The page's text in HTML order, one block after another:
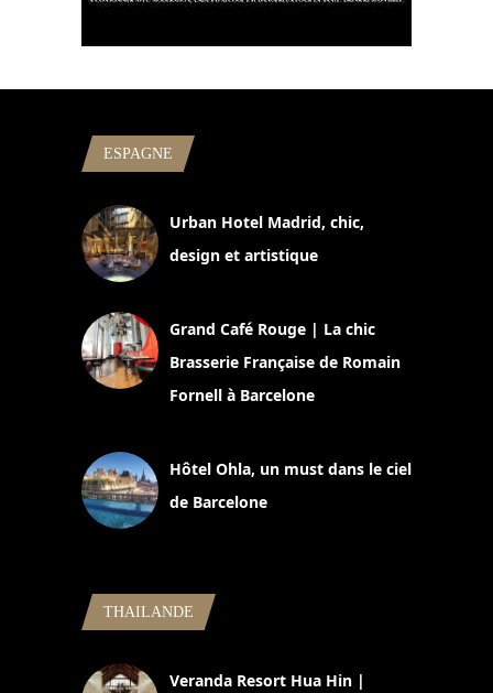
ESPAGNE
Urban Hotel Madrid, chic,
design et artistique
Grand Café Rouge | La chic
Brasserie Française de Romain
Fornell à Barcelone
Hôtel Ohla, un must dans le ciel
de Barcelone
THAILANDE
Veranda Resort Hua Hin |